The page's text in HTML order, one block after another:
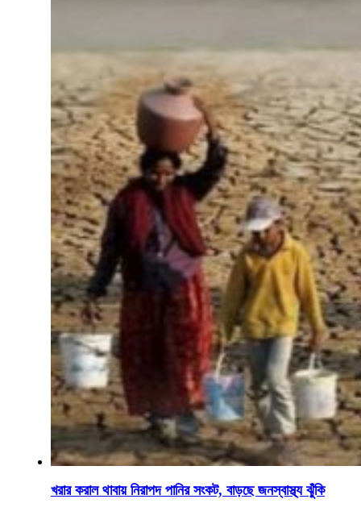
খরার করাল থাবায় নিরাপদ পানির সংকট, বাড়ছে জনস্বাস্থ্য ঝুঁকি